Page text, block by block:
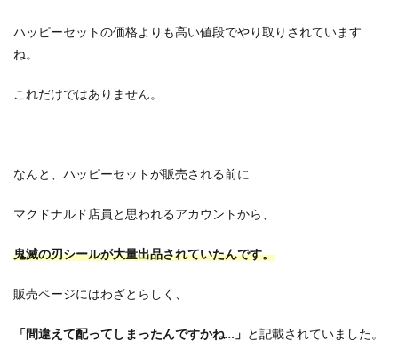
ハッピーセットの価格よりも高い値段でやり取りされています
ね。
これだけではありません。
なんと、ハッピーセットが販売される前に
マクドナルド店員と思われるアカウントから、
鬼滅の刃シールが大量出品されていたんです。
販売ページにはわざとらしく、
「間違えて配ってしまったんですかね…」 と記載されていました。